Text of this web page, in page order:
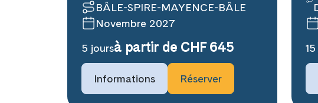
BÂLE-SPIRE-MAYENCE-BÂLE
Novembre 2027
5 joursà partir de CHF 645
Informations Réserver